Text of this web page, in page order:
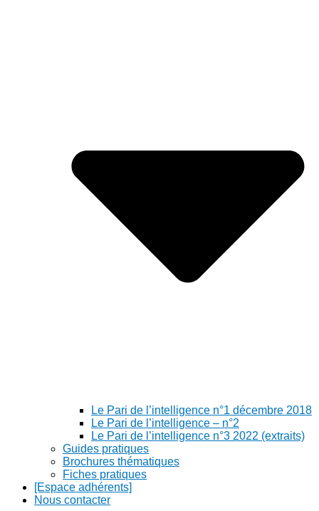
Le Pari de l’intelligence n°1 décembre 2018
Le Pari de l’intelligence – n°2
Le Pari de l’intelligence n°3 2022 (extraits)
Guides pratiques
Brochures thématiques
Fiches pratiques
[Espace adhérents]
Nous contacter